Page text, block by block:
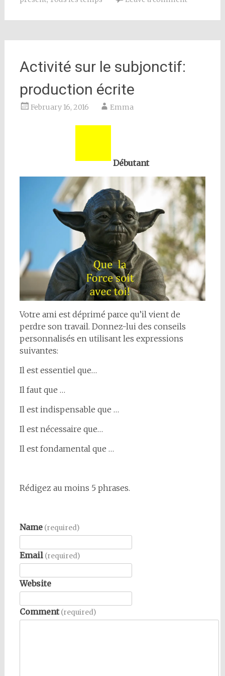
Activité sur le subjonctif:
production écrite
February 16, 2016 Emma
Débutant
Votre ami est déprimé parce qu’il vient de
perdre son travail. Donnez-lui des conseils
personnalisés en utilisant les expressions
suivantes:
Il est essentiel que…
Il faut que …
Il est indispensable que …
Il est nécessaire que…
Il est fondamental que …
Rédigez au moins 5 phrases.
Name (required)
Email (required)
Website
Comment (required)